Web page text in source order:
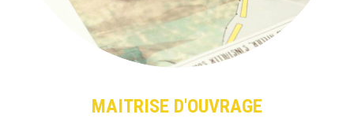
MAITRISE D'OUVRAGE